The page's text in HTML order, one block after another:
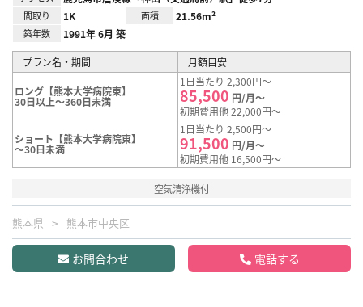
間取り 1K 面積 21.56m²
築年数 1991年 6月 築
プラン名・期間 月額目安
ロング【熊本大学病院東】
30日以上～360日未満
1日当たり 2,300円～
85,500 円/月～
初期費用他 22,000円～
ショート【熊本大学病院東】
～30日未満
1日当たり 2,500円～
91,500 円/月～
初期費用他 16,500円～
空気清浄機付
熊本県 熊本市中央区
お問合わせ 電話する